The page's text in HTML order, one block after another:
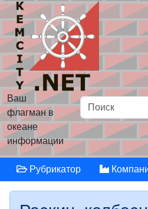
Ваш
флагман в
океане
информации
Рубрикатор